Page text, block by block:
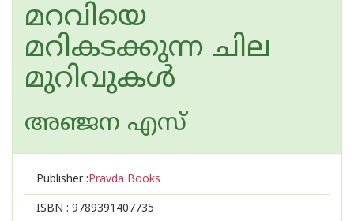
മറവിയെ
മറികടക്കുന്ന ചില
മുറിവുകൾ
അഞ്ജന എസ്
Publisher :Pravda Books
ISBN : 9789391407735